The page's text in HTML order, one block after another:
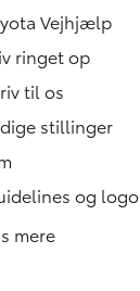
Vejhjælp
ringet op
til os
stillinger
og logo
mere